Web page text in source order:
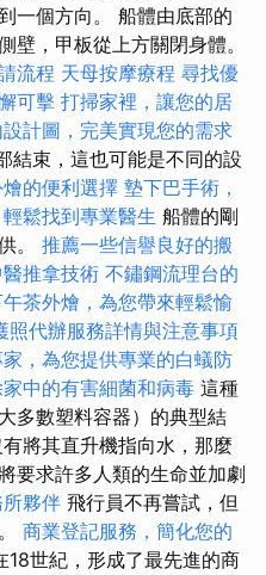
一個方向。 船體由底部的
壁，甲板從上方關閉身體。
流程 天母按摩療程 尋找優
可擊 打掃家裡，讓您的居
計圖，完美實現您的需求
結束，這也可能是不同的設
的便利選擇 墊下巴手術，
鬆找到專業醫生 船體的剛
。 推薦一些信譽良好的搬
推拿技術 不鏽鋼流理台的
茶外燴，為您帶來輕鬆愉
照代辦服務詳情與注意事項
，為您提供專業的白蟻防
中的有害細菌和病毒 這種
多數塑料容器）的典型結
將其直升機指向水，那麼
要求許多人類的生命並加劇
夥伴 飛行員不再嘗試，但
商業登記服務，簡化您的
18世紀，形成了最先進的商